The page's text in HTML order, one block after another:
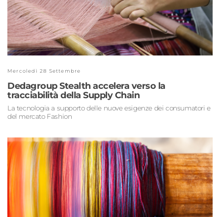
Mercoledì 28 Settembre
Dedagroup Stealth accelera verso la
tracciabilità della Supply Chain
La tecnologia a supporto delle nuove esigenze dei consumatori e
del mercato Fashion